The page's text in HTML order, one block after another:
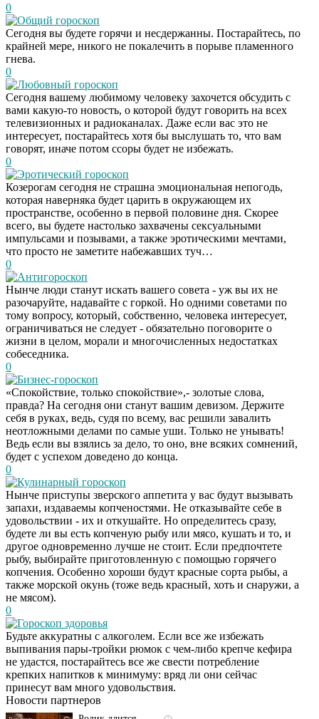
0
Общий гороскоп
Сегодня вы будете горячи и несдержанны. Постарайтесь, по
крайней мере, никого не покалечить в порыве пламенного
гнева.
0
Любовный гороскоп
Сегодня вашему любимому человеку захочется обсудить с
вами какую-то новость, о которой будут говорить на всех
телевизионных и радиоканалах. Даже если вас это не
интересует, постарайтесь хотя бы выслушать то, что вам
говорят, иначе потом ссоры будет не избежать.
0
Эротический гороскоп
Козерогам сегодня не страшна эмоциональная непогодь,
которая наверняка будет царить в окружающем их
пространстве, особенно в первой половине дня. Скорее
всего, вы будете настолько захвачены сексуальными
импульсами и позывами, а также эротическими мечтами,
что просто не заметите набежавших туч…
0
Антигороскоп
Нынче люди станут искать вашего совета - уж вы их не
разочаруйте, надавайте с горкой. Но одними советами по
тому вопросу, который, собственно, человека интересует,
ограничиваться не следует - обязательно поговорите о
жизни в целом, морали и многочисленных недостатках
собеседника.
0
Бизнес-гороскоп
«Спокойствие, только спокойствие»,- золотые слова,
правда? На сегодня они станут вашим девизом. Держите
себя в руках, ведь, судя по всему, вас решили завалить
неотложными делами по самые уши. Только не унывать!
Ведь если вы взялись за дело, то оно, вне всяких сомнений,
будет с успехом доведено до конца.
0
Кулинарный гороскоп
Нынче приступы зверского аппетита у вас будут вызывать
запахи, издаваемы копченостями. Не отказывайте себе в
удовольствии - их и откушайте. Но определитесь сразу,
будете ли вы есть копченую рыбу или мясо, кушать и то, и
другое одновременно лучше не стоит. Если предпочтете
рыбу, выбирайте приготовленную с помощью горячего
копчения. Особенно хороши будут красные сорта рыбы, а
также морской окунь (тоже ведь красный, хоть и снаружи, а
не мясом).
0
Гороскоп здоровья
Будьте аккуратны с алкоголем. Если все же избежать
выпивания пары-тройки рюмок с чем-либо крепче кефира
не удастся, постарайтесь все же свести потребление
крепких напитков к минимуму: вряд ли они сейчас
принесут вам много удовольствия.
Новости партнеров
i
Скрытая камера на
пляже Крыма: Что
люди вытворяют, когда
их не видят...
Ролик длится